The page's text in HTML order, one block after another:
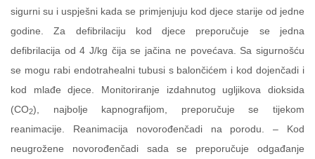
sigurni su i uspješni kada se primjenjuju kod djece starije od jedne
godine. Za defibrilaciju kod djece preporučuje se jedna
defibrilacija od 4 J/kg čija se jačina ne povećava. Sa sigurnošću
se mogu rabi endotrahealni tubusi s balončićem i kod dojenčadi i
kod mlađe djece. Monitoriranje izdahnutog ugljikova dioksida
(CO2), najbolje kapnografijom, preporučuje se tijekom
reanimacije. Reanimacija novorođenčadi na porodu. – Kod
neugrožene novorođenčadi sada se preporučuje odgađanje